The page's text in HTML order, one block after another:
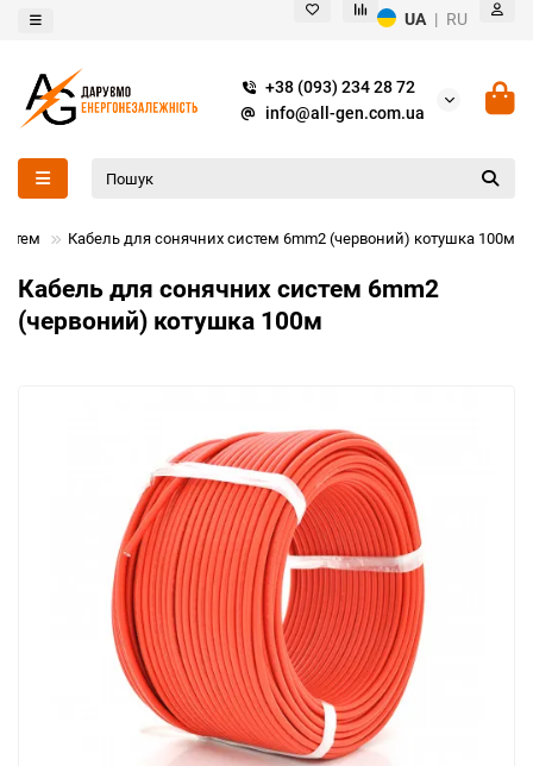
UA | RU
+38 (093) 234 28 72
info@all-gen.com.ua
Кабель для сонячних систем 6mm2 (червоний) котушка 100м
Кабель для сонячних систем 6mm2
(червоний) котушка 100м